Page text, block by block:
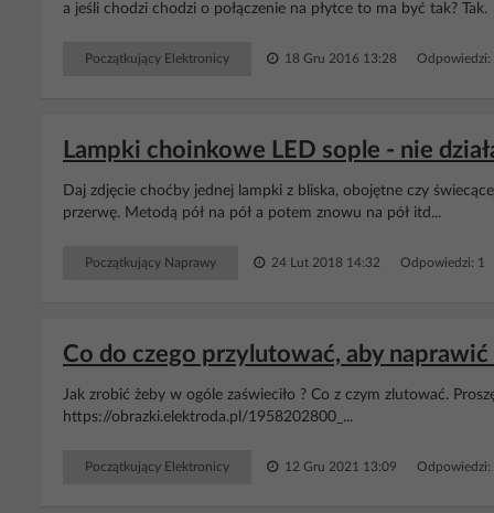
a jeśli chodzi chodzi o połączenie na płytce to ma być tak? Tak.
Początkujący Elektronicy 18 Gru 2016 13:28
Lampki choinkowe LED sople - nie
Daj zdjęcie choćby jednej lampki z bliska, obojętne czy
przerwę. Metodą pół na pół a potem znowu na pół itd...
Początkujący Naprawy 24 Lut 2018 14:32 Odpowiedzi: 1
Co do czego przylutować, aby
Jak zrobić żeby w ogóle zaświeciło ? Co z czym zlutować.
https://obrazki.elektroda.pl/1958202800_...
Początkujący Elektronicy 12 Gru 2021 13:09